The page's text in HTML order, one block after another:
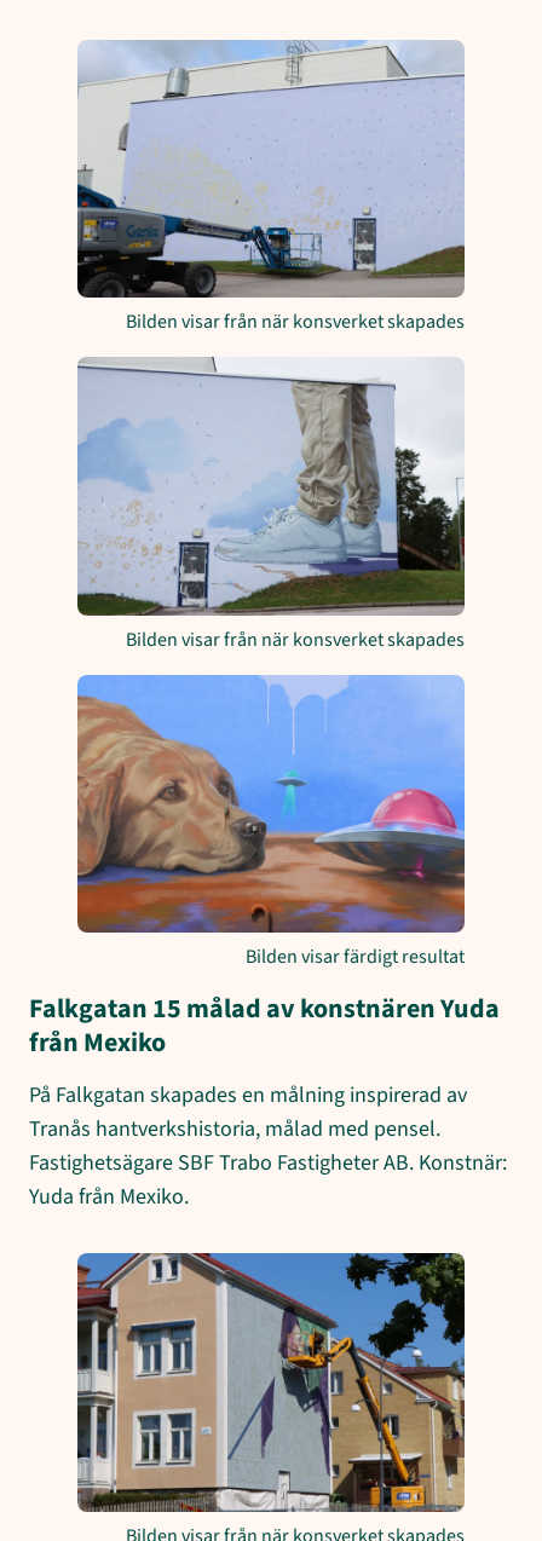
Bilden visar från när konsverket skapades
Bilden visar från när konsverket skapades
Bilden visar färdigt resultat
Falkgatan 15 målad av konstnären Yuda
från Mexiko
På Falkgatan skapades en målning inspirerad av
Tranås hantverkshistoria, målad med pensel.
Fastighetsägare SBF Trabo Fastigheter AB. Konstnär:
Yuda från Mexiko.